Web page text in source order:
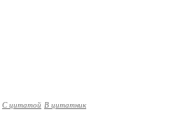
С цитатой В цитатник